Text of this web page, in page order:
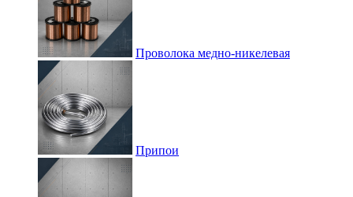
Проволока медно-никелевая
Припои